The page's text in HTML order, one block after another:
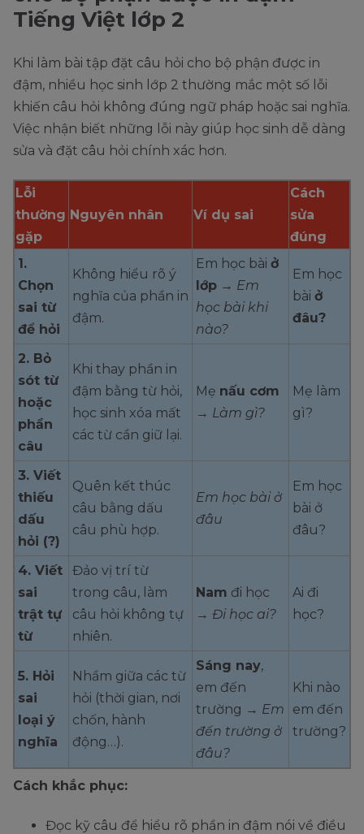
Tiếng Việt lớp 2
Khi làm bài tập đặt câu hỏi cho bộ phận được in
đậm, nhiều học sinh lớp 2 thường mắc một số lỗi
khiến câu hỏi không đúng ngữ pháp hoặc sai nghĩa.
Việc nhận biết những lỗi này giúp học sinh dễ dàng
sửa và đặt câu hỏi chính xác hơn.
Lỗi
thường
gặp
Nguyên nhân Ví dụ sai
Cách
sửa
đúng
1.
Chọn
sai từ
để hỏi
Không hiểu rõ ý
nghĩa của phần in
đậm.
Em học bài ở
lớp → Em
học bài khi
nào?
Em học
bài ở
đâu?
2. Bỏ
sót từ
hoặc
phần
câu
Khi thay phần in
đậm bằng từ hỏi,
học sinh xóa mất
các từ cần giữ lại.
Mẹ nấu cơm
→ Làm gì?
Mẹ làm
gì?
3. Viết
thiếu
dấu
hỏi (?)
Quên kết thúc
câu bằng dấu
câu phù hợp.
Em học bài ở
đâu
Em học
bài ở
đâu?
4. Viết
sai
trật tự
từ
Đảo vị trí từ
trong câu, làm
câu hỏi không tự
nhiên.
Nam đi học
→ Đi học ai?
Ai đi
học?
5. Hỏi
sai
loại ý
nghĩa
Nhầm giữa các từ
hỏi (thời gian, nơi
chốn, hành
động…).
Sáng nay,
em đến
trường → Em
đến trường ở
đâu?
Khi nào
em đến
trường?
Cách khắc phục:
Đọc kỹ câu để hiểu rõ phần in đậm nói về điều